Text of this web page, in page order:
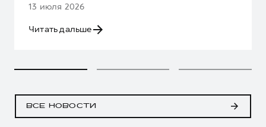
13 июля 2026
Читать дальше
ВСЕ НОВОСТИ